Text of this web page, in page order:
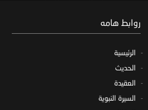
روابط هامه
الرئيسية
الحديث
العقيدة
السيرة النبوية